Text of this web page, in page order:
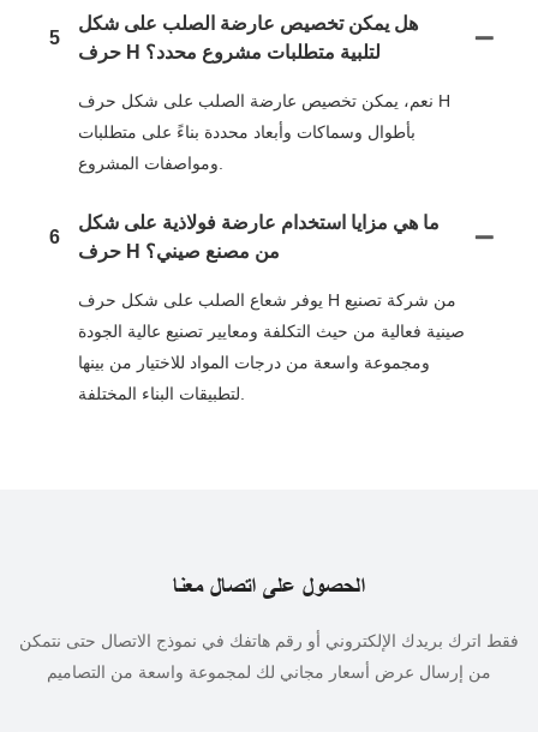
5
هل يمكن تخصيص عارضة الصلب على شكل
حرف H لتلبية متطلبات مشروع محدد؟
نعم، يمكن تخصيص عارضة الصلب على شكل حرف H
بأطوال وسماكات وأبعاد محددة بناءً على متطلبات
6
ما هي مزايا استخدام عارضة فولاذية على شكل
حرف H من مصنع صيني؟
يوفر شعاع الصلب على شكل حرف H من شركة تصنيع
صينية فعالية من حيث التكلفة ومعايير تصنيع عالية الجودة
ومجموعة واسعة من درجات المواد للاختيار من بينها
الحصول على اتصال معنا
فقط اترك بريدك الإلكتروني أو رقم هاتفك في نموذج الاتصال حتى نتمكن
من إرسال عرض أسعار مجاني لك لمجموعة واسعة من التصاميم